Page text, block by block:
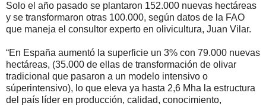
Solo el año pasado se plantaron 152.000 nuevas hectáreas
y se transformaron otras 100.000, según datos de la FAO
que maneja el consultor experto en olivicultura, Juan Vilar.
“En España aumentó la superficie un 3% con 79.000 nuevas
hectáreas, (35.000 de ellas de transformación de olivar
tradicional que pasaron a un modelo intensivo o
súperintensivo), lo que eleva ya hasta 2,6 Mha la estructura
del país líder en producción, calidad, conocimiento,